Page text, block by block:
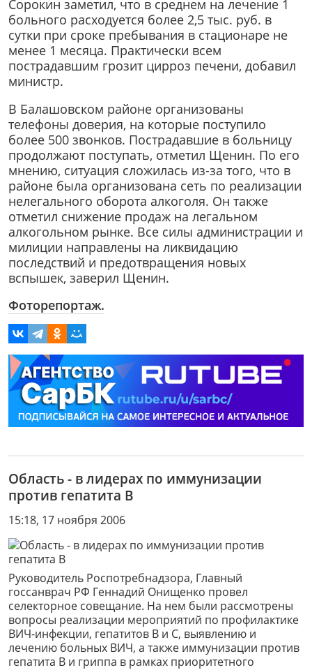
Сорокин заметил, что в среднем на лечение 1
больного расходуется более 2,5 тыс. руб. в
сутки при сроке пребывания в стационаре не
менее 1 месяца. Практически всем
пострадавшим грозит цирроз печени, добавил
министр.
В Балашовском районе организованы
телефоны доверия, на которые поступило
более 500 звонков. Пострадавшие в больницу
продолжают поступать, отметил Щенин. По его
мнению, ситуация сложилась из-за того, что в
районе была организована сеть по реализации
нелегального оборота алкоголя. Он также
отметил снижение продаж на легальном
алкогольном рынке. Все силы администрации и
милиции направлены на ликвидацию
последствий и предотвращения новых
вспышек, заверил Щенин.
Фоторепортаж.
Область - в лидерах по иммунизации
против гепатита В
15:18, 17 ноября 2006
Руководитель Роспотребнадзора, Главный
госсанврач РФ Геннадий Онищенко провел
селекторное совещание. На нем были рассмотрены
вопросы реализации мероприятий по профилактике
ВИЧ-инфекции, гепатитов В и С, выявлению и
лечению больных ВИЧ, а также иммунизации против
гепатита В и гриппа в рамках приоритетного